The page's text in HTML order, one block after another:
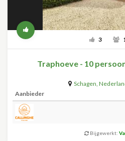
3
Traphoeve - 10
Schagen,
Aanbieder
Bijgewerkt: